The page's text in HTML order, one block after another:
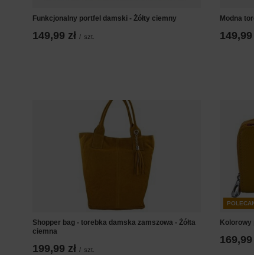
Funkcjonalny portfel damski - Żółty ciemny
149,99 zł / szt.
Modna
149,99
Shopper bag - torebka damska zamszowa - Żółta
ciemna
199,99 zł / szt.
Kolorowy
169,99